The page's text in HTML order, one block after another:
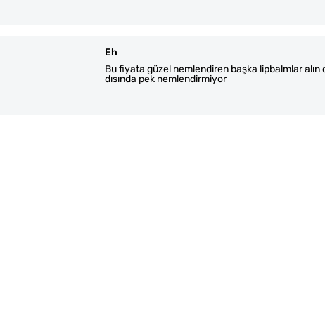
Eh
Bu fiyata güzel nemlendiren başka lipbalmlar
dısında pek nemlendirmiyor